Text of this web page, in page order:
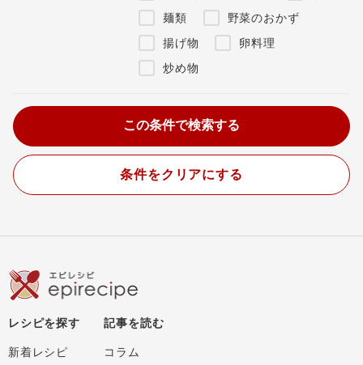
麺類
野菜のおかず
揚げ物
卵料理
炒め物
条件をクリアにする
レシピを探す
新着レシピ
記事を読む
コラム